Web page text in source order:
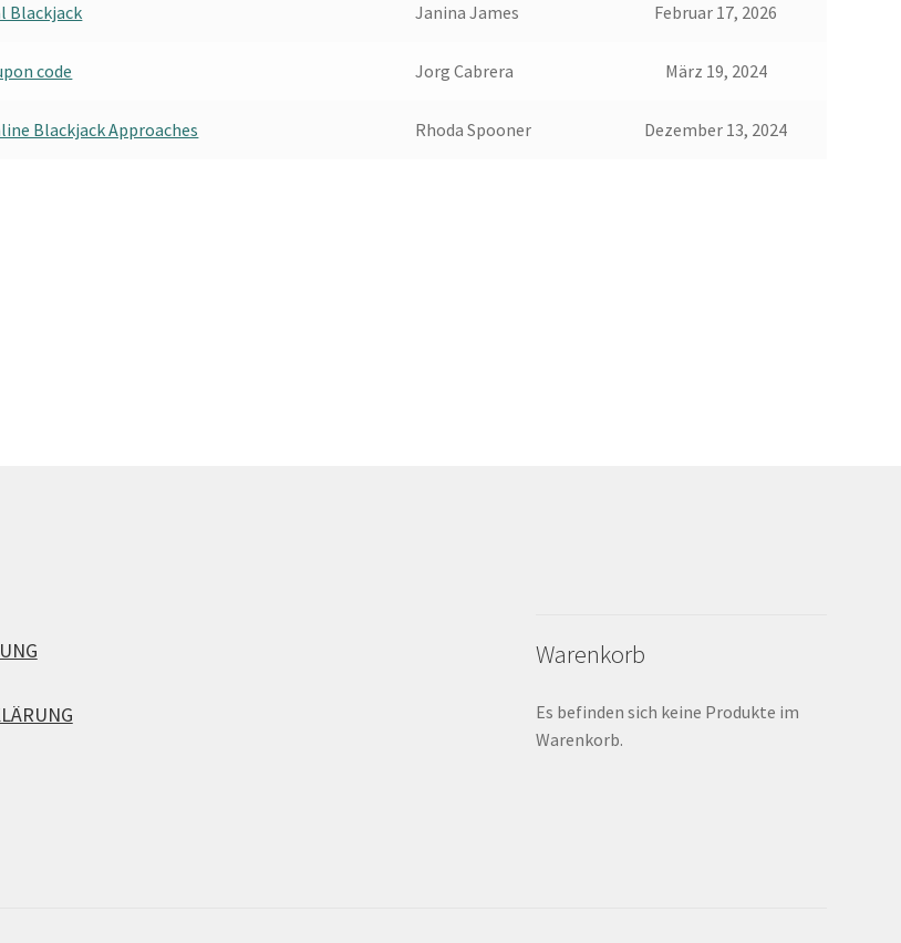
Blackjack Janina James Februar 17, 2026
code Jorg Cabrera März 19, 2024
Blackjack Approaches Rhoda Spooner Dezember 13, 2024
Warenkorb
Es befinden sich keine Produkte im
Warenkorb.